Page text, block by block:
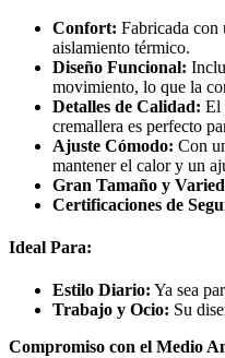
Confort: Fabricada con
aislamiento térmico.
Diseño Funcional:
movimiento, lo que la
Detalles de Calidad: El
cremallera es perfecto
Ajuste Cómodo: Con
mantener el calor y un
Gran Tamaño y
Certificaciones de
Ideal Para:
Estilo Diario: Ya sea
Trabajo y Ocio: Su
Compromiso con el Medio